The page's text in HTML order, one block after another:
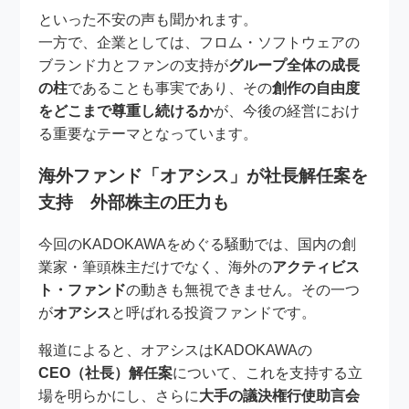
といった不安の声も聞かれます。
一方で、企業としては、フロム・ソフトウェアの
ブランド力とファンの支持がグループ全体の成長
の柱であることも事実であり、その創作の自由度
をどこまで尊重し続けるかが、今後の経営におけ
る重要なテーマとなっています。
海外ファンド「オアシス」が社長解任案を
支持 外部株主の圧力も
今回のKADOKAWAをめぐる騒動では、国内の創
業家・筆頭株主だけでなく、海外のアクティビス
ト・ファンドの動きも無視できません。その一つ
がオアシスと呼ばれる投資ファンドです。
報道によると、オアシスはKADOKAWAの
CEO（社長）解任案について、これを支持する立
場を明らかにし、さらに大手の議決権行使助言会